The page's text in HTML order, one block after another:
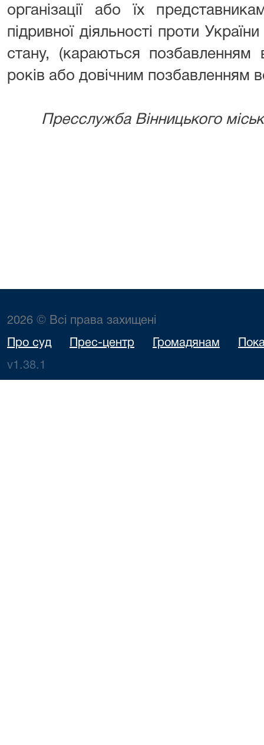
організації або їх
підривної діяльності проти
стану, (караються позбавленням
років або довічним позбавленням
Пресслужба Вінницького
2026 © Всі права захищені
Про суд Прес-центр Громадянам
v1.38.1